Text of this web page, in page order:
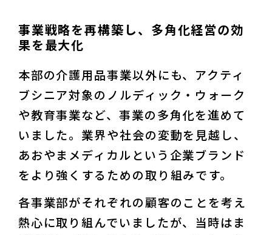
事業戦略を再構築し、多角化経営の効
果を最大化
本部の介護用品事業以外にも、アクティ
ブシニア対象のノルディック・ウォーク
や教育事業など、事業の多角化を進めて
いました。業界や社会の変動を見越し、
あおやまメディカルという企業ブランド
をより強くするための取り組みです。
各事業部がそれぞれの顧客のことを考え
熱心に取り組んでいましたが、当時はま